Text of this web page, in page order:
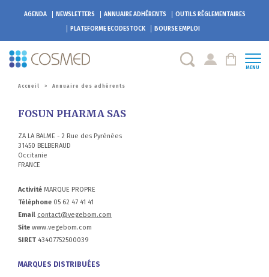
AGENDA NEWSLETTERS ANNUAIRE ADHÉRENTS
OUTILS RÉGLEMENTAIRES
PLATEFORMEECODESTOCK BOURSE EMPLOI
MENU
Accueil > Annuaire des adhérents
FOSUN PHARMA SAS
ZA LA BALME - 2 Rue des Pyrénées
31450 BELBERAUD
Occitanie
FRANCE
Activité MARQUE PROPRE
Téléphone 05 62 47 41 41
Email contact@vegebom.com
Site www.vegebom.com
SIRET 43407752500039
MARQUES DISTRIBUÉES